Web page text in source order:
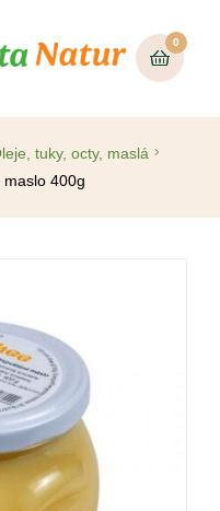
0
tuky, octy, maslá
400g